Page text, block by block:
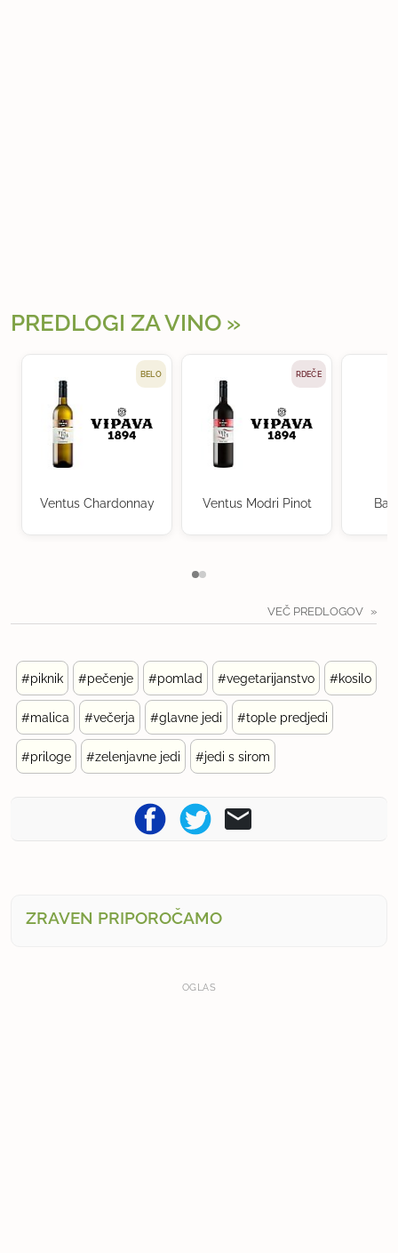
PREDLOGI ZA VINO
BELO
Ventus Chardonnay
RDEČE
Ventus Modri Pinot
VEČ PREDLOGOV
#piknik #pečenje #pomlad #vegetarijanstvo #kosilo
#malica #večerja #glavne jedi #tople predjedi
#priloge #zelenjavne jedi #jedi s sirom
ZRAVEN PRIPOROČAMO
OGLAS